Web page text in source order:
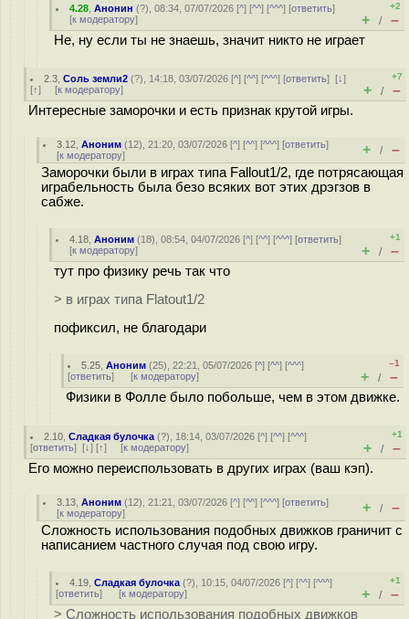
4.28 ,Анонин (?), 08:34, 07/07/2026 [^] [^^] [^^^] [ответить]
[к модератору]
+2
+ / –
Не, ну если ты не знаешь, значит никто не играет
2.3 ,Соль земли2 (?), 14:18, 03/07/2026 [^] [^^] [^^^] [ответить][↓]
[↑] [к модератору]
+7
+ / –
Интересные заморочки и есть признак крутой игры.
3.12 ,Аноним (12), 21:20, 03/07/2026 [^] [^^] [^^^] [ответить]
[к модератору] + / –
Заморочки были в играх типа Fallout1/2, где потрясающая
играбельность была безо всяких вот этих дрэгзов в
сабже.
4.18 ,Аноним (18), 08:54, 04/07/2026 [^] [^^] [^^^] [ответить]
[к модератору]
+1
+ / –
тут про физику речь так что
> в играх типа Flatout1/2
пофиксил, не благодари
5.25 ,Аноним (25), 22:21, 05/07/2026 [^] [^^] [^^^]
[ответить] [к модератору]
–1
+ / –
Физики в Фолле было побольше, чем в этом движке.
2.10 ,Сладкая булочка (?), 18:14, 03/07/2026 [^] [^^] [^^^]
[ответить] [↓] [↑] [к модератору]
+1
+ / –
Его можно переиспользовать в других играх (ваш кэп).
3.13 ,Аноним (12), 21:21, 03/07/2026 [^] [^^] [^^^] [ответить]
[к модератору] + / –
Сложность использования подобных движков граничит с
написанием частного случая под свою игру.
4.19 ,Сладкая булочка (?), 10:15, 04/07/2026 [^] [^^] [^^^]
[ответить] [к модератору]
+1
+ / –
> Сложность использования подобных движков